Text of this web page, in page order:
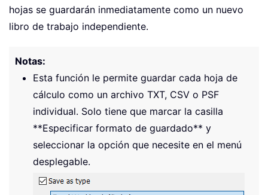
hojas se guardarán inmediatamente como un nuevo
libro de trabajo independiente.
Notas:
Esta función le permite guardar cada hoja de
cálculo como un archivo TXT, CSV o PSF
individual. Solo tiene que marcar la casilla
**Especificar formato de guardado** y
seleccionar la opción que necesite en el menú
desplegable.